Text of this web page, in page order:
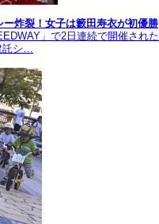
炸裂！女子は籔田寿衣が初優勝
」で2日連続で開催された
シ…